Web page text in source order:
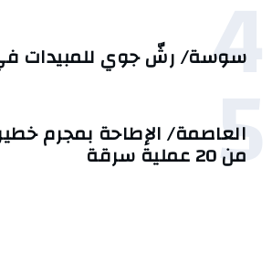
4
سوسة/ رشّ جوي للمبيدات
5
العاصمة/ الإطاحة بمجرم
من 20 عملية سرقة